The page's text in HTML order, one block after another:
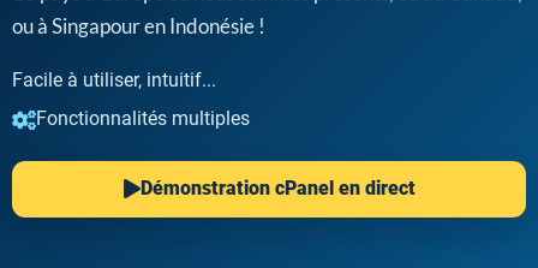
ou à Singapour en Indonésie !
Facile à utiliser, intuitif...
Fonctionnalités multiples
Démonstration cPanel en direct